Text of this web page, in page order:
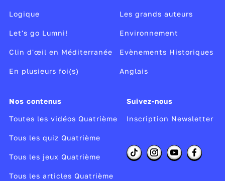
Logique
Let's go Lumni!
Clin d'œil en Méditerranée
En plusieurs foi(s)
Les grands auteurs
Environnement
Evènements Historiques
Anglais
Nos contenus
Toutes les vidéos Quatrième
Tous les quiz Quatrième
Tous les jeux Quatrième
Tous les articles Quatrième
Suivez-nous
Inscription Newsletter